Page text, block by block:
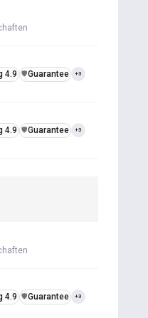
4.9 ️🛡️Guarantee +3
4.9 ️🛡️Guarantee +3
4.9 ️🛡️Guarantee +3